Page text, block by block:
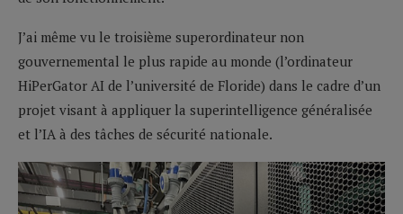
J’ai même vu le troisième superordinateur non
gouvernemental le plus rapide au monde (l’ordinateur
HiPerGator AI de l’université de Floride) dans le cadre d’un
projet visant à appliquer la superintelligence généralisée
et l’IA à des tâches de sécurité nationale.